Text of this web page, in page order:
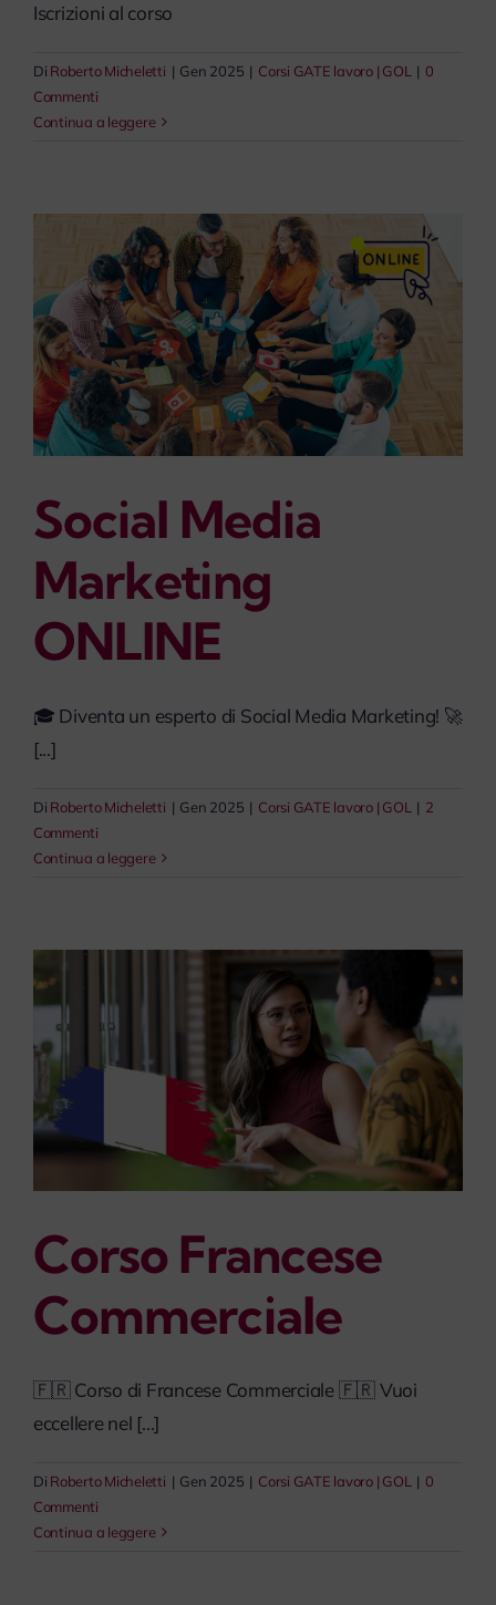
Iscrizioni al corso
Di Roberto Micheletti | Gen 2025 | Corsi GATE lavoro | GOL | 0
Commenti
Continua a leggere
Social Media
Marketing
ONLINE
🎓 Diventa un esperto di Social Media Marketing! 🚀
[...]
Di Roberto Micheletti | Gen 2025 | Corsi GATE lavoro | GOL | 2
Commenti
Continua a leggere
Corso Francese
Commerciale
🇫🇷 Corso di Francese Commerciale 🇫🇷 Vuoi
eccellere nel [...]
Di Roberto Micheletti | Gen 2025 | Corsi GATE lavoro | GOL | 0
Commenti
Continua a leggere